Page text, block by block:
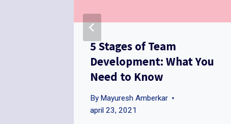
5 Stages of Team
Development: What You
Need to Know
By Mayuresh Amberkar
april 23, 2021